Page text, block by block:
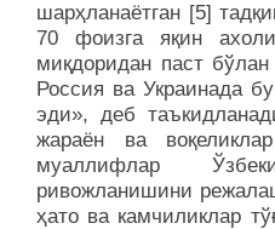
шарҳланаётган [5]
70 фоизга яқин
миқдоридан паст
Россия ва Украинада
эди», деб
жараён ва
муаллифлар
ривожланишини
ҳато ва камчиликлар